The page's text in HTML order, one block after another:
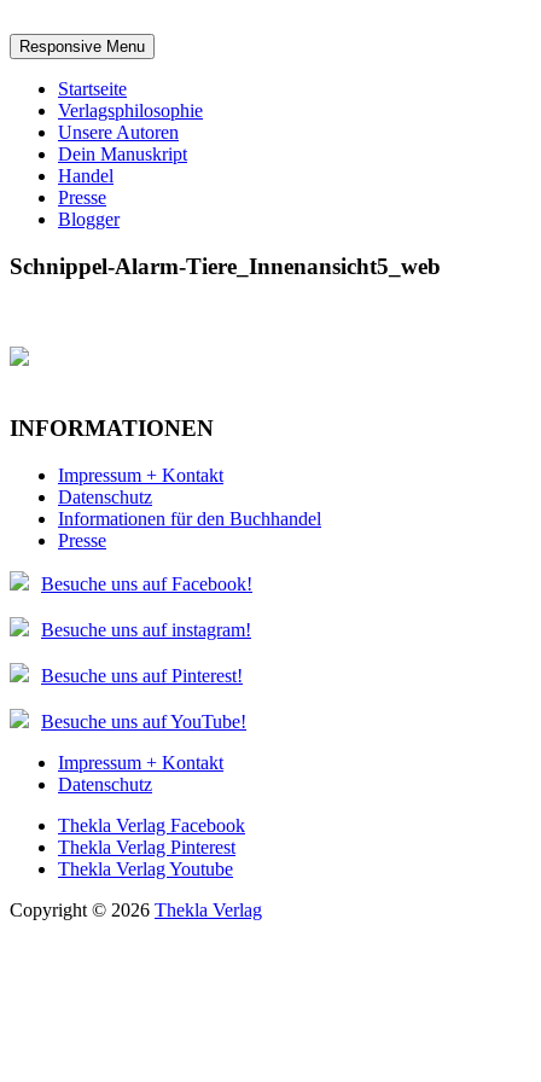
Responsive Menu
Startseite
Verlagsphilosophie
Unsere Autoren
Dein Manuskript
Handel
Presse
Blogger
Schnippel-Alarm-Tiere_Innenansicht5_web
INFORMATIONEN
Impressum + Kontakt
Datenschutz
Informationen für den Buchhandel
Presse
Besuche uns auf Facebook!
Besuche uns auf instagram!
Besuche uns auf Pinterest!
Besuche uns auf YouTube!
Impressum + Kontakt
Datenschutz
Thekla Verlag Facebook
Thekla Verlag Pinterest
Thekla Verlag Youtube
Copyright © 2026 Thekla Verlag